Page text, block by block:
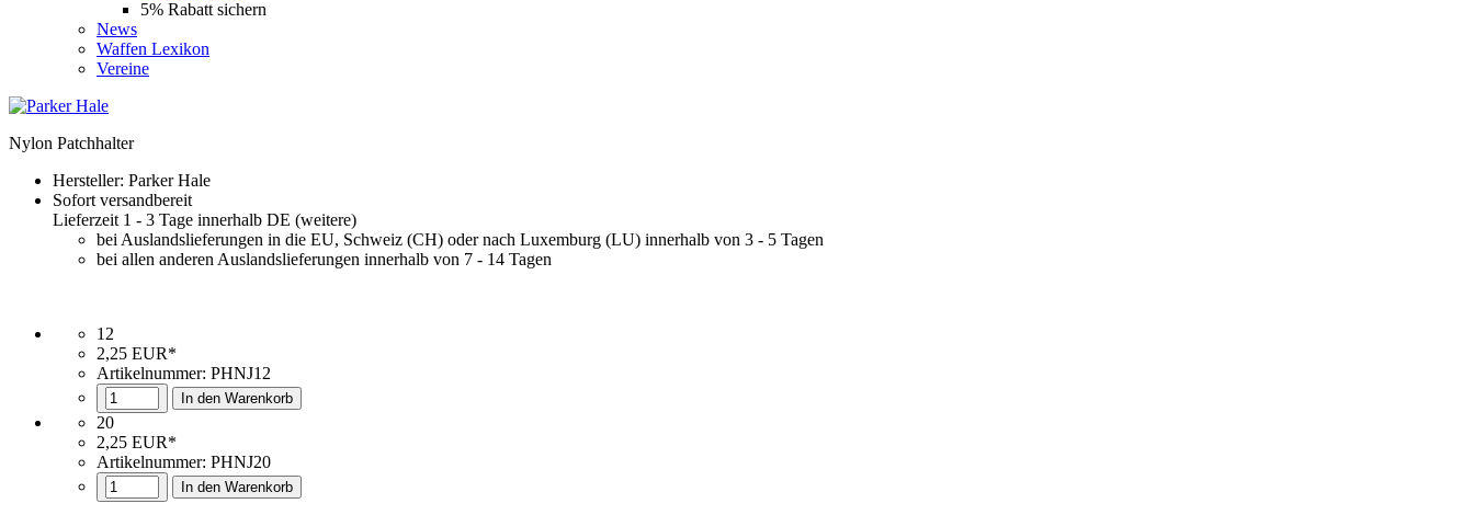
5% Rabatt sichern
News
Waffen Lexikon
Vereine
Nylon Patchhalter
Hersteller: Parker Hale
Sofort versandbereit
Lieferzeit 1 - 3 Tage innerhalb DE (weitere)
bei Auslandslieferungen in die EU, Schweiz (CH) oder nach Luxemburg (LU) innerhalb von 3 - 5 Tagen
bei allen anderen Auslandslieferungen innerhalb von 7 - 14 Tagen
12
2,25 EUR*
Artikelnummer: PHNJ12
In den Warenkorb
20
2,25 EUR*
Artikelnummer: PHNJ20
In den Warenkorb